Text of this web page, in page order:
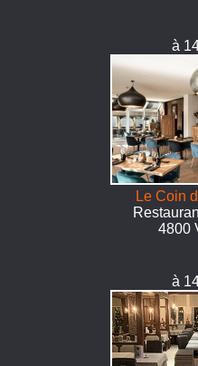
à
Le Coin
4800
à